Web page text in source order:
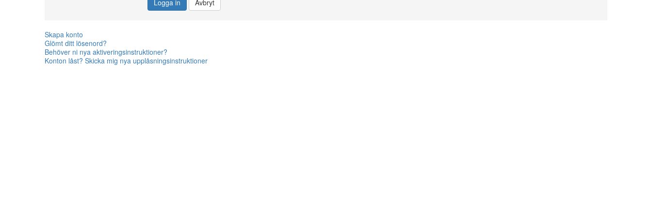
Logga in Avbryt
Skapa konto
Glömt ditt lösenord?
Behöver ni nya aktiveringsinstruktioner?
Konton låst? Skicka mig nya upplåsningsinstruktioner